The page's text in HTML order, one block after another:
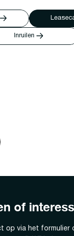
Inruilen
of
op via het formulier